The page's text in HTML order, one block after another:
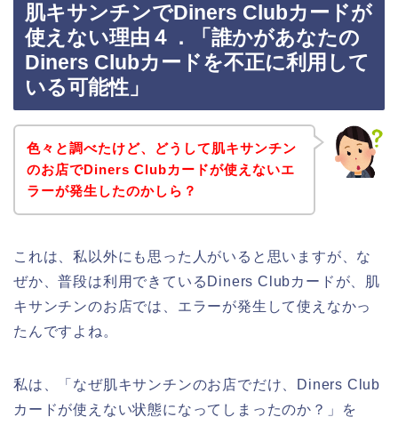
肌キサンチンでDiners Clubカードが
使えない理由４．「誰かがあなたの
Diners Clubカードを不正に利用して
いる可能性」
色々と調べたけど、どうして肌キサンチン
のお店でDiners Clubカードが使えないエ
ラーが発生したのかしら？
これは、私以外にも思った人がいると思いますが、な
ぜか、普段は利用できているDiners Clubカードが、肌
キサンチンのお店では、エラーが発生して使えなかっ
たんですよね。
私は、「なぜ肌キサンチンのお店でだけ、Diners Club
カードが使えない状態になってしまったのか？」を